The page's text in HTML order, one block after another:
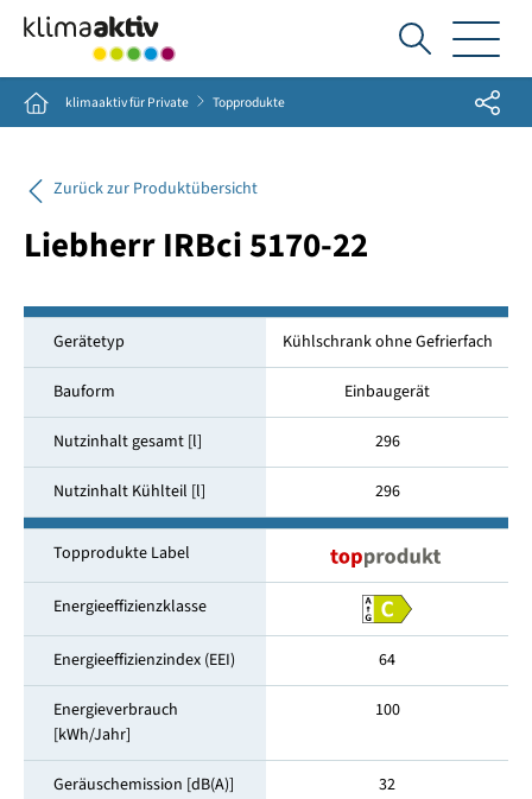
Ich
suche...
Home klimaaktiv für Private Topprodukte Share
Zurück zur Produktübersicht
Liebherr IRBci 5170-22
Gerätetyp Kühlschrank ohne Gefrierfach
Bauform Einbaugerät
Nutzinhalt gesamt [l] 296
Nutzinhalt Kühlteil [l] 296
Topprodukte Label
Energieeffizienzklasse
Energieeffizienzindex (EEI) 64
Energieverbrauch
[kWh/Jahr]
100
Geräuschemission [dB(A)] 32